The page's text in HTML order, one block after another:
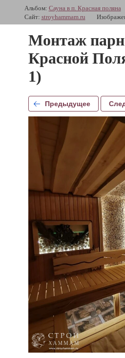
Альбом: Сауна в п. Красная поляна
Сайт: stroyhammam.ru
Монтаж
Красной
1)
Предыдущее